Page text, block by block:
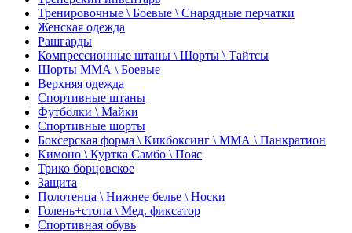
Тренировочные \ Боевые \ Снарядные перчатки
Женская одежда
Рашгарды
Компрессионные штаны \ Шорты \ Тайтсы
Шорты ММА \ Боевые
Верхняя одежда
Спортивные штаны
Футболки \ Майки
Спортивные шорты
Боксерская форма \ Кикбоксинг \ ММА \ Панкратион
Кимоно \ Куртка Самбо \ Пояс
Трико борцовское
Защита
Полотенца \ Нижнее белье \ Носки
Голень+стопа \ Мед. фиксатор
Спортивная обувь